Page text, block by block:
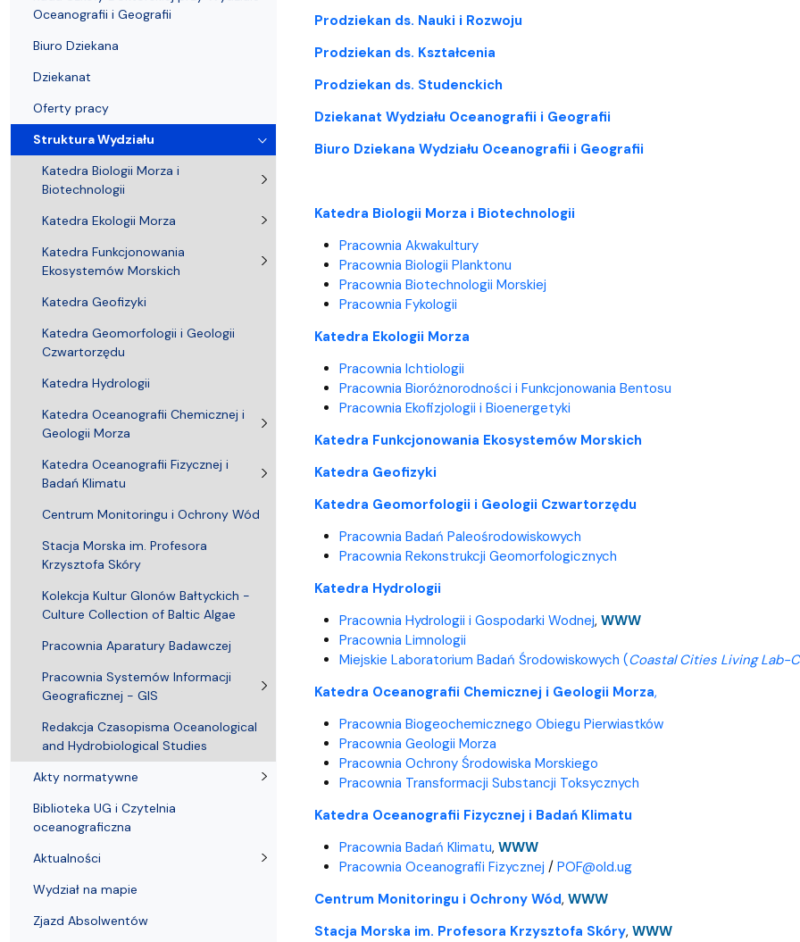
Prodziekan ds. Nauki i Rozwoju
Prodziekan ds. Kształcenia
Prodziekan ds. Studenckich
Dziekanat Wydziału Oceanografii i Geografii
Biuro Dziekana Wydziału Oceanografii i Geografii
Katedra Biologii Morza i Biotechnologii
Pracownia Akwakultury
Pracownia Biologii Planktonu
Pracownia Biotechnologii Morskiej
Pracownia Fykologii
Katedra Ekologii Morza
Pracownia Ichtiologii
Pracownia Bioróżnorodności i Funkcjonowania Bentosu
Pracownia Ekofizjologii i Bioenergetyki
Katedra Funkcjonowania Ekosystemów Morskich
Katedra Geofizyki
Katedra Geomorfologii i Geologii Czwartorzędu
Pracownia Badań Paleośrodowiskowych
Pracownia Rekonstrukcji Geomorfologicznych
Katedra Hydrologii
Pracownia Hydrologii i Gospodarki Wodnej, WWW
Pracownia Limnologii
Miejskie Laboratorium Badań Środowiskowych (Coastal Cities Living Lab-
Katedra Oceanografii Chemicznej i Geologii Morza,
Pracownia Biogeochemicznego Obiegu Pierwiastków
Pracownia Geologii Morza
Pracownia Ochrony Środowiska Morskiego
Pracownia Transformacji Substancji Toksycznych
Katedra Oceanografii Fizycznej i Badań Klimatu
Pracownia Badań Klimatu, WWW
Pracownia Oceanografii Fizycznej / POF@old.ug
Centrum Monitoringu i Ochrony Wód, WWW
Stacja Morska im. Profesora Krzysztofa Skóry, WWW
Oceanografii i Geografii
Biuro Dziekana
Dziekanat
Oferty pracy
Struktura Wydziału
Katedra Biologii Morza i
Biotechnologii
Katedra Ekologii Morza
Katedra Funkcjonowania
Ekosystemów Morskich
Katedra Geofizyki
Katedra Geomorfologii i Geologii
Czwartorzędu
Katedra Hydrologii
Katedra Oceanografii Chemicznej i
Geologii Morza
Katedra Oceanografii Fizycznej i
Badań Klimatu
Centrum Monitoringu i Ochrony Wód
Stacja Morska im. Profesora
Krzysztofa Skóry
Kolekcja Kultur Glonów Bałtyckich -
Culture Collection of Baltic Algae
Pracownia Aparatury Badawczej
Pracownia Systemów Informacji
Geograficznej - GIS
Redakcja Czasopisma Oceanological
and Hydrobiological Studies
Akty normatywne
Biblioteka UG i Czytelnia
oceanograficzna
Aktualności
Wydział na mapie
Zjazd Absolwentów